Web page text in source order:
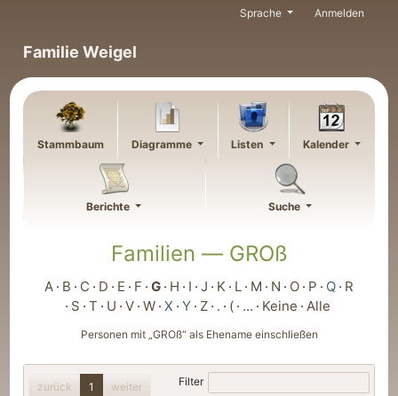
Familie Weigel
Sprache Anmelden
Stammbaum Diagramme Listen Kalender
Berichte Suche
Familien — GROß
A B C D E F G H I J K L M N O P Q R
S T U V W X Y Z . ( … Keine Alle
Personen mit „GROß“ als Ehename einschließen
zurück 1 weiter Filter